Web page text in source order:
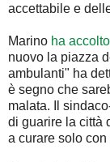
accettabile e
Marino ha
nuovo la piazza
ambulanti" ha
è segno che
malata. Il
di guarire la città
a curare solo